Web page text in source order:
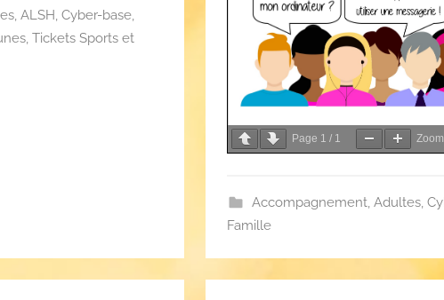
, ALSH, Cyber-base,
, Tickets Sports et
Page 1 / 1 Zoom
Accompagnement, Adultes,
Famille